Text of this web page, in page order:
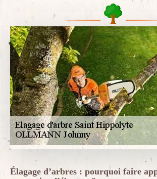
Élagage d’arbres : pourquoi faire